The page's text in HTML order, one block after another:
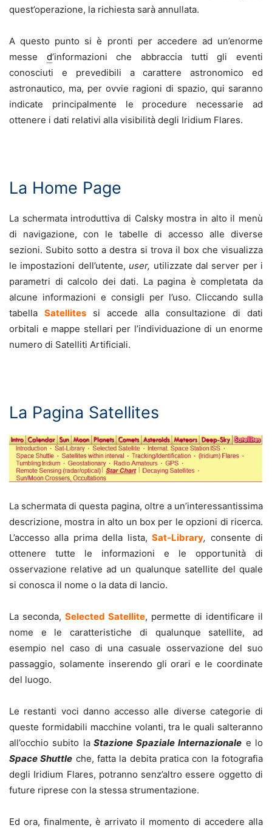
quest’operazione, la richiesta sarà annullata.
A questo punto si è pronti per accedere ad un’enorme
messe d’informazioni che abbraccia tutti gli eventi
conosciuti e prevedibili a carattere astronomico ed
astronautico, ma, per ovvie ragioni di spazio, qui saranno
indicate principalmente le procedure necessarie ad
ottenere i dati relativi alla visibilità degli Iridium Flares.
La Home Page
La schermata introduttiva di Calsky mostra in alto il menù
di navigazione, con le tabelle di accesso alle diverse
sezioni. Subito sotto a destra si trova il box che visualizza
le impostazioni dell’utente, user, utilizzate dal server per i
parametri di calcolo dei dati. La pagina è completata da
alcune informazioni e consigli per l’uso. Cliccando sulla
tabella Satellites
si accede alla consultazione di dati
orbitali e mappe stellari per l’individuazione di un enorme
numero di Satelliti Artificiali.
La Pagina Satellites
La schermata di questa pagina, oltre a un’interessantissima
descrizione, mostra in alto un box per le opzioni di ricerca.
L’accesso alla prima della lista, Sat-Library, consente di
ottenere tutte le informazioni e le opportunità di
osservazione relative ad un qualunque satellite del quale
si conosca il nome o la data di lancio.
La seconda, Selected Satellite, permette di identificare il
nome e le caratteristiche di qualunque satellite, ad
esempio nel caso di una casuale osservazione del suo
passaggio, solamente inserendo gli orari e le coordinate
del luogo.
Le restanti voci danno accesso alle diverse categorie di
queste formidabili macchine volanti, tra le quali salteranno
all’occhio subito la Stazione Spaziale Internazionale e lo
Space Shuttle che, fatta la debita pratica con la fotografia
degli Iridium Flares, potranno senz’altro essere oggetto di
future riprese con la stessa strumentazione.
Ed ora, finalmente, è arrivato il momento di accedere alla